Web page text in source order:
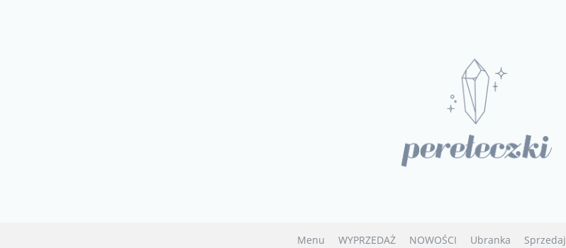
Menu WYPRZEDAŻ NOWOŚCI Ubranka Sprzedaj